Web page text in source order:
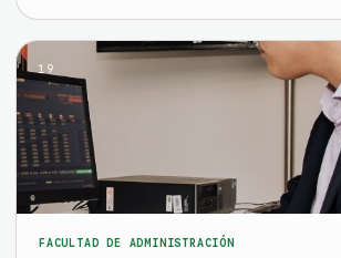
19
FACULTAD DE ADMINISTRACIÓN